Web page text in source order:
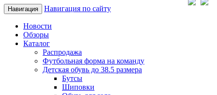
Навигация Навигация по сайту
Новости
Обзоры
Каталог
Распродажа
Футбольная форма на команду
Детская обувь до 38.5 размера
Бутсы
Шиповки